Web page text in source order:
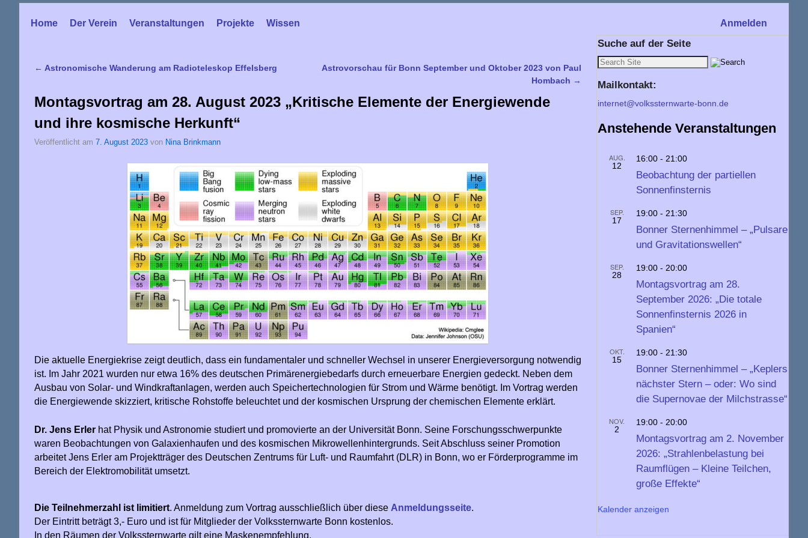
Zum Inhalt wechseln
Zum sekundären Inhalt wechseln
Home Der Verein Veranstaltungen Projekte Wissen Anmelden
Artikelnavigation
← Astronomische Wanderung am Radioteleskop Effelsberg
Astrovorschau für Bonn September und Oktober 2023 von Paul
Hombach →
Montagsvortrag am 28. August 2023 „Kritische Elemente der Energiewende
und ihre kosmische Herkunft“
Veröffentlicht am 7. August 2023 von Nina Brinkmann
Die aktuelle Energiekrise zeigt deutlich, dass ein fundamentaler und schneller Wechsel in unserer Energieversorgung notwendig
ist. Im Jahr 2021 wurden nur etwa 16% des deutschen Primärenergiebedarfs durch erneuerbare Energien gedeckt. Neben dem
Ausbau von Solar- und Windkraftanlagen, werden auch Speichertechnologien für Strom und Wärme benötigt. Im Vortrag werden
die Energiewende skizziert, kritische Rohstoffe beleuchtet und der kosmischen Ursprung der chemischen Elemente erklärt.
Dr. Jens Erler hat Physik und Astronomie studiert und promovierte an der Universität Bonn. Seine Forschungsschwerpunkte
waren Beobachtungen von Galaxienhaufen und des kosmischen Mikrowellenhintergrunds. Seit Abschluss seiner Promotion
arbeitet Jens Erler am Projektträger des Deutschen Zentrums für Luft- und Raumfahrt (DLR) in Bonn, wo er Förderprogramme im
Bereich der Elektromobilität umsetzt.
Die Teilnehmerzahl ist limitiert. Anmeldung zum Vortrag ausschließlich über diese Anmeldungsseite.
Der Eintritt beträgt 3,- Euro und ist für Mitglieder der Volkssternwarte Bonn kostenlos.
In den Räumen der Volkssternwarte gilt eine Maskenempfehlung.
Suche auf der Seite
Mailkontakt:
internet@volkssternwarte-bonn.de
Anstehende Veranstaltungen
AUG.
12
16:00 - 21:00
Beobachtung der partiellen
Sonnenfinsternis
SEP.
17
19:00 - 21:30
Bonner Sternenhimmel – „Pulsare
und Gravitationswellen“
SEP.
28
19:00 - 20:00
Montagsvortrag am 28.
September 2026: „Die totale
Sonnenfinsternis 2026 in
Spanien“
OKT.
15
19:00 - 21:30
Bonner Sternenhimmel – „Keplers
nächster Stern – oder: Wo sind
die Supernovae der Milchstrasse“
NOV.
2
19:00 - 20:00
Montagsvortrag am 2. November
2026: „Strahlenbelastung bei
Raumflügen – Kleine Teilchen,
große Effekte“
Kalender anzeigen